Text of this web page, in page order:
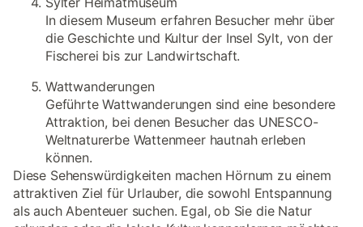
In diesem Museum erfahren Besucher mehr über
die Geschichte und Kultur der Insel Sylt, von der
Fischerei bis zur Landwirtschaft.
Wattwanderungen
Geführte Wattwanderungen sind eine besondere
Attraktion, bei denen Besucher das UNESCO-
Weltnaturerbe Wattenmeer hautnah erleben
können.
Diese Sehenswürdigkeiten machen Hörnum zu einem
attraktiven Ziel für Urlauber, die sowohl Entspannung
als auch Abenteuer suchen. Egal, ob Sie die Natur